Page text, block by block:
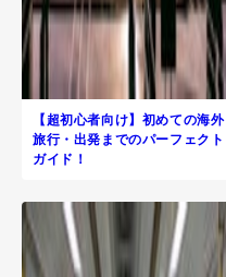
【超初心者向け】初めての海外
旅行・出発までのパーフェクト
ガイド！